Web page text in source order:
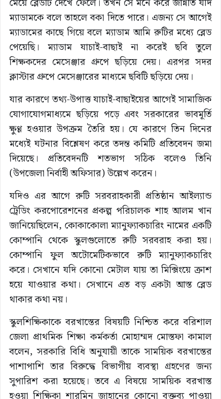
মেয়ে ব্লেডটি দেখে ফেলে। তখন সে মনে করে জান্নাত যদি
ম্যাডামকে বলে তাহলে বকা দিতে পারে। এজন্য সে আগেই
ম্যাডামের কাছে গিয়ে বলে ম্যাডাম আমি রুটির মধ্যে ব্লেড
পেয়েছি। ম্যাডাম যাচাই-বাছাই না করেই ছবি তুলে
শিক্ষকদের মেসেঞ্জার গ্রুপে ছড়িয়ে দেয়। এরপর সদর
ক্লাস্টার গ্রুপে মেসেঞ্জারের মাধ্যমে ছবিটি ছড়িয়ে দেয়।
যার কারণে তথ্য-উপাত্ত যাচাই-বাছাইয়ের আগেই সামাজিক
যোগাযোগমাধ্যমে ছড়িয়ে পড়ে এবং সরকারের ভাবমূর্তি
ক্ষুণ্ণ হওয়ার উপক্রম তৈরি হয়। যে কারণে তিন দিনের
মধ্যেই ঘটনার বিশ্লেষণ করে তদন্ত কমিটি প্রতিবেদন জমা
দিয়েছে। প্রতিবেদনটি শতভাগ সঠিক বলেও তিনি
(উপজেলা নির্বাহী অফিসার) উল্লেখ করেন।
যদিও এর আগে রুটি সরবরাহকারী প্রতিষ্ঠান আইল্যান্ড
ট্রেডিং করপোরেশনের প্রকল্প পরিচালক শাহ আলম খান
জানিয়েছিলেন, কোকাকোলা ম্যানুফ্যাকচারিং নামের একটি
কোম্পানি থেকে স্কুলগুলোতে রুটি সরবরাহ করা হয়।
কোম্পানি ফুল অটোমেটিকভাবে রুটি ম্যানুফ্যাকচারিং
করে। সেখানে যদি কোনো মেটাল যায় তা মিক্সিংয়ে ক্রাশ
হয়ে যাওয়ার কথা। সেখানে এত বড় একটা আস্ত ব্লেড
থাকার কথা নয়।
স্কুলশিক্ষিকাকে বরখাস্তের বিষয়টি নিশ্চিত করে বরিশাল
জেলা প্রাথমিক শিক্ষা কর্মকর্তা মোহাম্মদ মোস্তফা কামাল
বলেন, সরকারি বিধি অনুযায়ী তাকে সাময়িক বরখাস্তের
পাশাপাশি তার বিরুদ্ধে বিভাগীয় ব্যবস্থা গ্রহণের জন্য
সুপারিশ করা হয়েছে। তবে এ বিষয়ে সাময়িক বরখাস্ত